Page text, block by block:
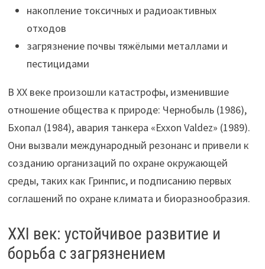
накопление токсичных и радиоактивных
отходов
загрязнение почвы тяжёлыми металлами и
пестицидами
В XX веке произошли катастрофы, изменившие
отношение общества к природе: Чернобыль (1986),
Бхопал (1984), авария танкера «Exxon Valdez» (1989).
Они вызвали международный резонанс и привели к
созданию организаций по охране окружающей
среды, таких как Гринпис, и подписанию первых
соглашений по охране климата и биоразнообразия.
XXI век: устойчивое развитие и
борьба с загрязнением